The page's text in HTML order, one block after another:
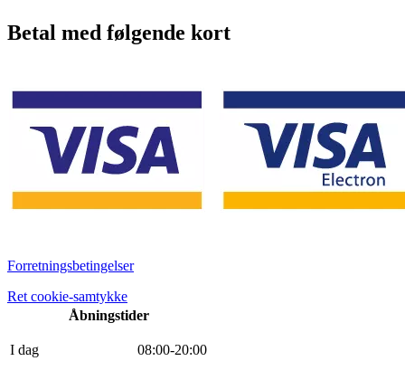
Betal med følgende kort
Forretningsbetingelser
Ret cookie-samtykke
Åbningstider
I dag 08:00-20:00